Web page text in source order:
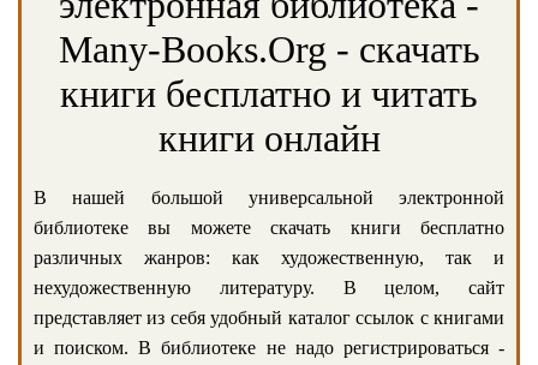
Many-Books.Org - скачать
книги бесплатно и читать
книги онлайн
В нашей большой универсальной электронной
библиотеке вы можете скачать книги бесплатно
различных жанров: как художественную, так и
нехудожественную литературу. В целом, сайт
представляет из себя удобный каталог ссылок с книгами
и поиском. В библиотеке не надо регистрироваться -